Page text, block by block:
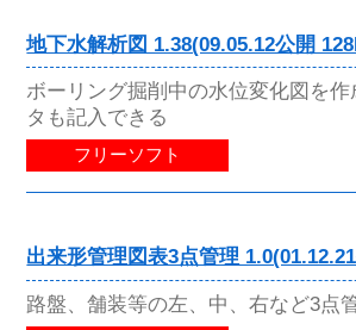
地下水解析図 1.38(09.05.12公開
ボーリング掘削中の水位変化図を
タも記入できる
フリーソフト
出来形管理図表3点管理
路盤、舗装等の左、中、右など3点